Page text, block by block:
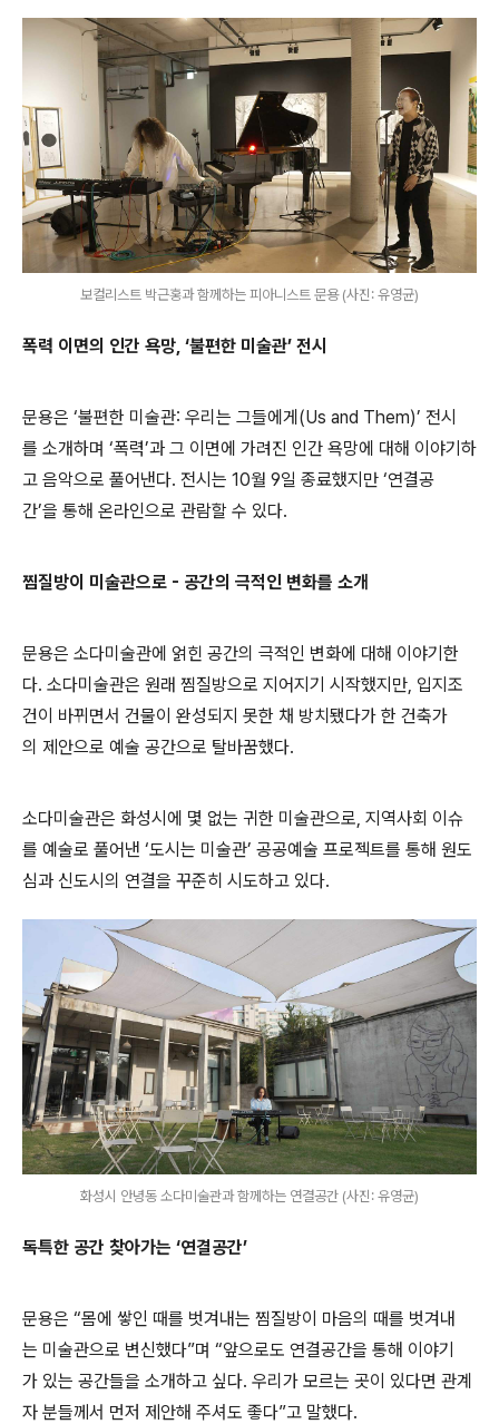
보컬리스트 박근홍과 함께하는 피아니스트 문용 (사진: 유영균)
폭력 이면의 인간 욕망, ‘불편한 미술관’ 전시
문용은 ‘불편한 미술관: 우리는 그들에게(Us and Them)’ 전시
를 소개하며 ‘폭력’과 그 이면에 가려진 인간 욕망에 대해 이야기하
고 음악으로 풀어낸다. 전시는 10월 9일 종료했지만 ‘연결공
간’을 통해 온라인으로 관람할 수 있다.
찜질방이 미술관으로 - 공간의 극적인 변화를 소개
문용은 소다미술관에 얽힌 공간의 극적인 변화에 대해 이야기한
다. 소다미술관은 원래 찜질방으로 지어지기 시작했지만, 입지조
건이 바뀌면서 건물이 완성되지 못한 채 방치됐다가 한 건축가
의 제안으로 예술 공간으로 탈바꿈했다.
소다미술관은 화성시에 몇 없는 귀한 미술관으로, 지역사회 이슈
를 예술로 풀어낸 ‘도시는 미술관’ 공공예술 프로젝트를 통해 원도
심과 신도시의 연결을 꾸준히 시도하고 있다.
화성시 안녕동 소다미술관과 함께하는 연결공간 (사진: 유영균)
독특한 공간 찾아가는 ‘연결공간’
문용은 “몸에 쌓인 때를 벗겨내는 찜질방이 마음의 때를 벗겨내
는 미술관으로 변신했다”며 “앞으로도 연결공간을 통해 이야기
가 있는 공간들을 소개하고 싶다. 우리가 모르는 곳이 있다면 관계
자 분들께서 먼저 제안해 주셔도 좋다”고 말했다.